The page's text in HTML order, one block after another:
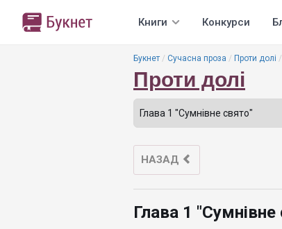
Книги Конкурси
Букнет Сучасна проза Проти долі
Проти долі
НАЗАД
Глава 1 "Сумнівне